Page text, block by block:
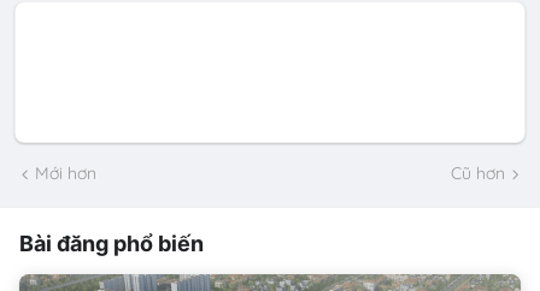
Mới hơn Cũ hơn
Bài đăng phổ biến